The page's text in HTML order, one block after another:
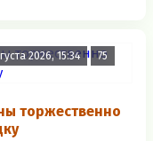
2026, 15:34 75
торжественно